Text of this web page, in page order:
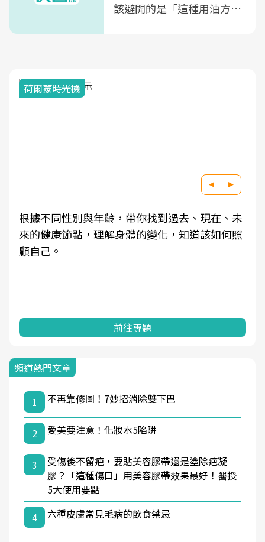
該避開的是「這種用油方
荷爾蒙時光機
根據不同性別與年齡，帶你找到過去、現在、未
來的健康節點，理解身體的變化，知道該如何照
顧自己。
前往專題
頻道熱門文章
1 不再靠修圖！7妙招消除雙下巴
2 愛美要注意！化妝水5陷阱
3
受傷後不留疤，要貼美容膠帶還是塗除疤凝
膠？「這種傷口」用美容膠帶效果最好！醫授
5大使用要點
4
六種皮膚常見毛病的飲食禁忌